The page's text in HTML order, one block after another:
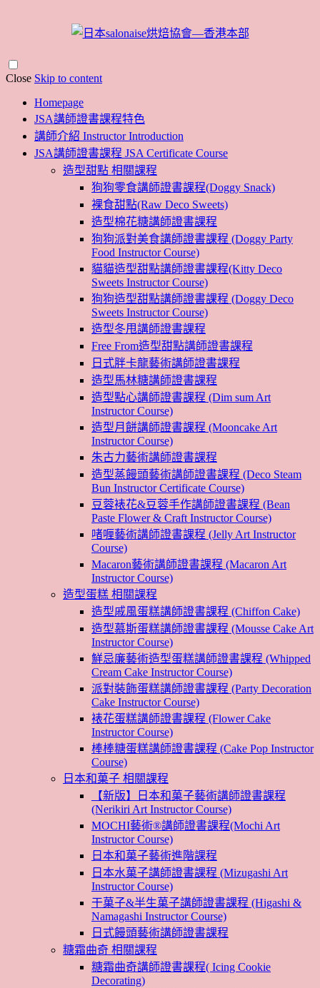
Close Skip to content
Homepage
JSA講師證書課程特色
講師介紹 Instructor Introduction
JSA講師證書課程 JSA Certificate Course
造型甜點 相關課程
狗狗零食講師證書課程(Doggy Snack)
裸食甜點(Raw Deco Sweets)
造型棉花糖講師證書課程
狗狗派對美食講師證書課程 (Doggy Party
Food Instructor Course)
貓貓造型甜點講師證書課程(Kitty Deco
Sweets Instructor Course)
狗狗造型甜點講師證書課程 (Doggy Deco
Sweets Instructor Course)
造型冬甩講師證書課程
Free From造型甜點講師證書課程
日式胖卡龍藝術講師證書課程
造型馬林糖講師證書課程
造型點心講師證書課程 (Dim sum Art
Instructor Course)
造型月餅講師證書課程 (Mooncake Art
Instructor Course)
朱古力藝術講師證書課程
造型蒸饅頭藝術講師證書課程 (Deco Steam
Bun Instructor Certificate Course)
豆蓉裱花&豆蓉手作講師證書課程 (Bean
Paste Flower & Craft Instructor Course)
啫喱藝術講師證書課程 (Jelly Art Instructor
Course)
Macaron藝術講師證書課程 (Macaron Art
Instructor Course)
造型蛋糕 相關課程
造型戚風蛋糕講師證書課程 (Chiffon Cake)
造型慕斯蛋糕講師證書課程 (Mousse Cake Art
Instructor Course)
鮮忌廉藝術造型蛋糕講師證書課程 (Whipped
Cream Cake Instructor Course)
派對裝飾蛋糕講師證書課程 (Party Decoration
Cake Instructor Course)
裱花蛋糕講師證書課程 (Flower Cake
Instructor Course)
棒棒糖蛋糕講師證書課程 (Cake Pop Instructor
Course)
日本和菓子 相關課程
【新版】日本和菓子藝術講師證書課程
(Nerikiri Art Instructor Course)
MOCHI藝術®講師證書課程(Mochi Art
Instructor Course)
日本和菓子藝術進階課程
日本水菓子講師證書課程 (Mizugashi Art
Instructor Course)
干菓子&半生菓子講師證書課程 (Higashi &
Namagashi Instructor Course)
日式饅頭藝術講師證書課程
糖霜曲奇 相關課程
糖霜曲奇講師證書課程( Icing Cookie
Decorating)